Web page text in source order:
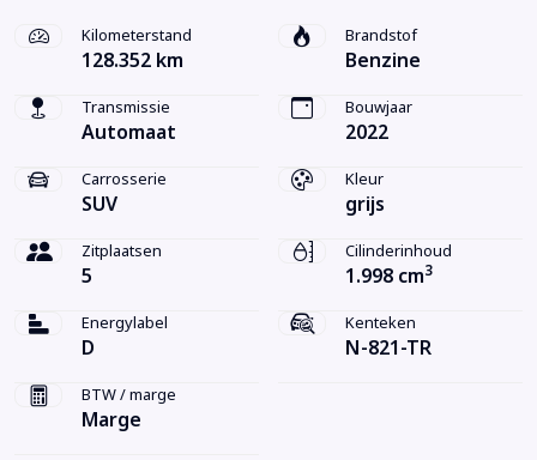
Kilometerstand
128.352 km
Brandstof
Benzine
Transmissie
Automaat
Bouwjaar
2022
Carrosserie
SUV
Kleur
grijs
Zitplaatsen
5
Cilinderinhoud
1.998 cm3
Energylabel
D
Kenteken
N-821-TR
BTW / marge
Marge